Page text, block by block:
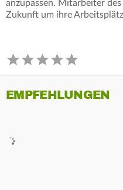
anzupassen. Mitarbeiter
Zukunft um ihre
EMPFEHLUNGEN